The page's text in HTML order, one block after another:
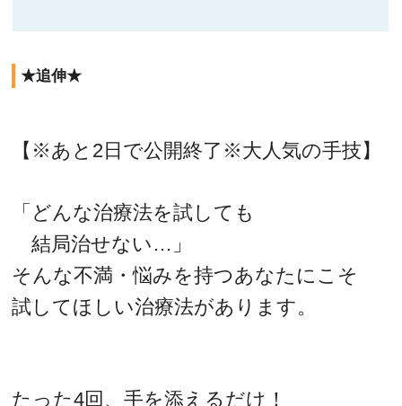
★追伸★
【※あと2日で公開終了※大人気の手技】
「どんな治療法を試しても
結局治せない…」
そんな不満・悩みを持つあなたにこそ
試してほしい治療法があります。
たった4回、手を添えるだけ！